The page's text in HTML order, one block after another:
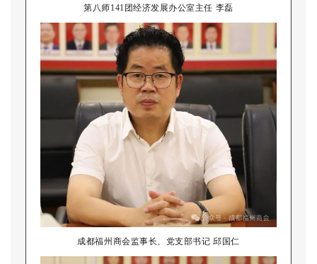
第八师141团经济发展办公室主任 李磊
成都福州商会监事长、党支部书记 邱国仁